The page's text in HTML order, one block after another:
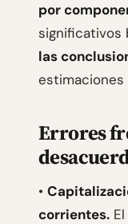
por
significativos
las
Errores
•
corrientes.